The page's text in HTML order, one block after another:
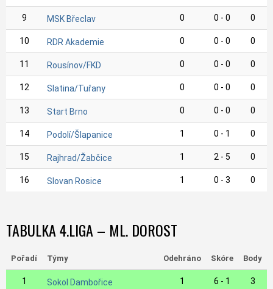
9 MSK Břeclav 0 0 - 0 0
10 RDR Akademie 0 0 - 0 0
11 Rousínov/FKD 0 0 - 0 0
12 Slatina/Tuřany 0 0 - 0 0
13 Start Brno 0 0 - 0 0
14 Podolí/Šlapanice 1 0 - 1 0
15 Rajhrad/Žabčice 1 2 - 5 0
16 Slovan Rosice 1 0 - 3 0
TABULKA 4.LIGA – ML. DOROST
Pořadí Týmy Odehráno Skóre Body
1 Sokol Dambořice 1 6 - 1 3